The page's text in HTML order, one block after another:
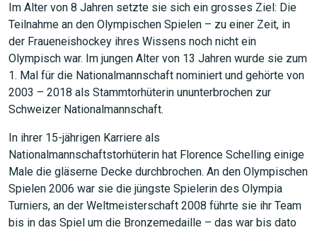
Im Alter von 8 Jahren setzte sie sich ein grosses Ziel: Die
Teilnahme an den Olympischen Spielen – zu einer Zeit, in
der Fraueneishockey ihres Wissens noch nicht ein
Olympisch war. Im jungen Alter von 13 Jahren wurde sie zum
1. Mal für die Nationalmannschaft nominiert und gehörte von
2003 – 2018 als Stammtorhüterin ununterbrochen zur
Schweizer Nationalmannschaft.
In ihrer 15-jährigen Karriere als
Nationalmannschaftstorhüterin hat Florence Schelling einige
Male die gläserne Decke durchbrochen. An den Olympischen
Spielen 2006 war sie die jüngste Spielerin des Olympia
Turniers, an der Weltmeisterschaft 2008 führte sie ihr Team
bis in das Spiel um die Bronzemedaille – das war bis dato